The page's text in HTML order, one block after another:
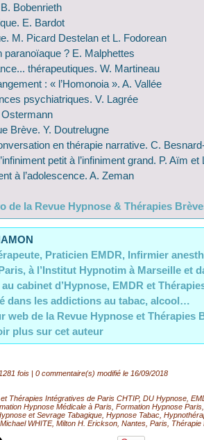
Bobenrieth
E. Bardot
M. Picard Destelan et L. Fodorean
? E. Malphettes
thérapeutiques. W. Martineau
: « l’Homonoia ». A. Vallée
psychiatriques. V. Lagrée
Ostermann
Brève. Y. Doutrelugne
en thérapie narrative. C.
petit à l’infiniment grand. P. Aïm et
à l’adolescence. A. Zeman
de la Revue Hypnose & Thérapies
Praticien EMDR, Infirmier
à l’Institut Hypnotim à Marseille et
cabinet d’Hypnose, EMDR et
dans les addictions au tabac, alcool…
web de la Revue Hypnose et Thérapies
plus sur cet auteur
fois | 0 commentaire(s) modifié le 16/09/2018
Thérapies Intégratives de Paris CHTIP, DU Hypnose
Hypnose Médicale à Paris Formation Hypnose Paris
et Sevrage Tabagique Hypnose Tabac
Michael WHITE, Milton H. Erickson Nantes Paris Thérapie